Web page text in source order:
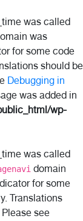
was called
was
for some code
should be
Debugging in
was added in
wp-
was called
domain
for some
Translations
see